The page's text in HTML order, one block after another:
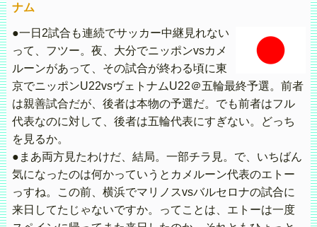
ナム
●一日2試合も連続でサッカー中継見れない
って、フツー。夜、大分でニッポンvsカメ
ルーンがあって、その試合が終わる頃に東
京でニッポンU22vsヴェトナムU22＠五輪最終予選。前者
は親善試合だが、後者は本物の予選だ。でも前者はフル
代表なのに対して、後者は五輪代表にすぎない。どっち
を見るか。
●まあ両方見たわけだ、結局。一部チラ見。で、いちばん
気になったのは何かっていうとカメルーン代表のエトー
っすね。この前、横浜でマリノスvsバルセロナの試合に
来日してたじゃないですか。ってことは、エトーは一度